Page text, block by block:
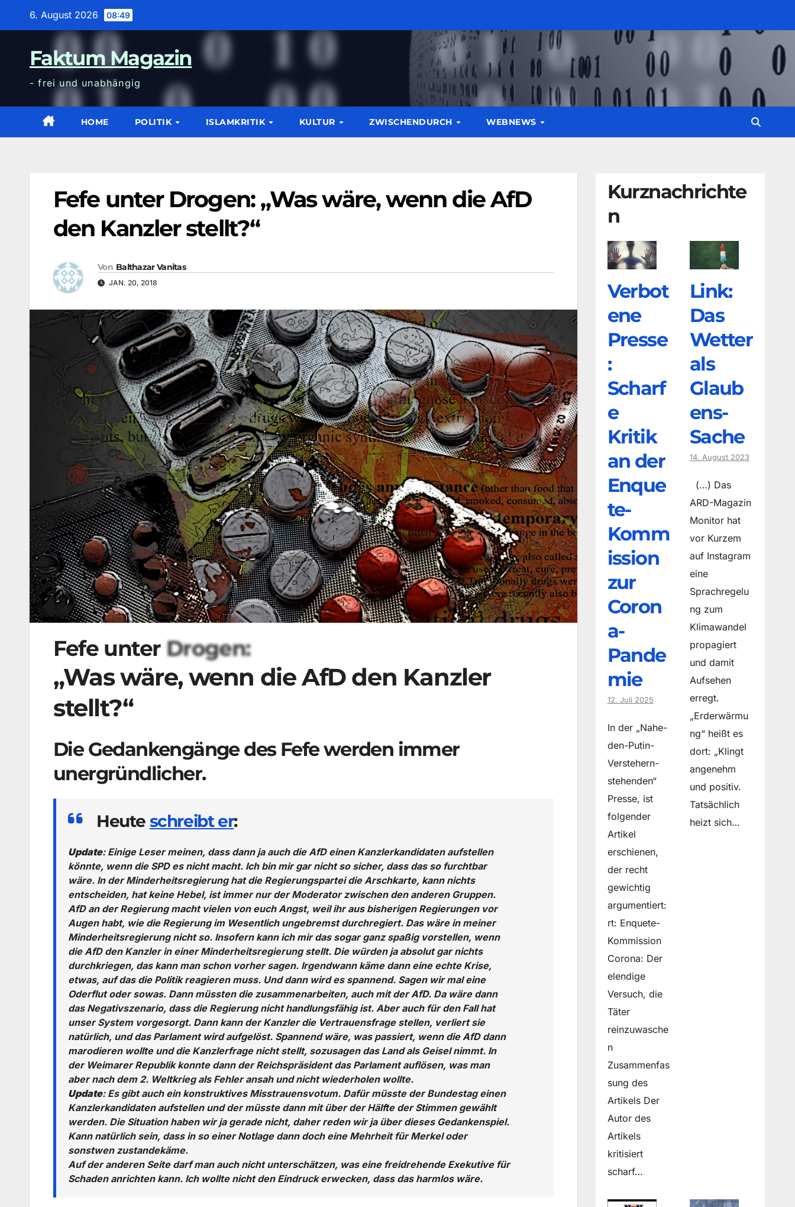
6. August 2026 08:49
Faktum Magazin
- frei und unabhängig
HOME POLITIK ISLAMKRITIK KULTUR ZWISCHENDURCH WEBNEWS
Fefe unter Drogen: „Was wäre, wenn die AfD
den Kanzler stellt?“
Von Balthazar Vanitas
JAN. 20, 2018
Fefe unter Drogen:
„Was wäre, wenn die AfD den Kanzler
stellt?“
Die Gedankengänge des Fefe werden immer
unergründlicher.
Heute schreibt er:
Update: Einige Leser meinen, dass dann ja auch die AfD einen Kanzlerkandidaten aufstellen
könnte, wenn die SPD es nicht macht. Ich bin mir gar nicht so sicher, dass das so furchtbar
wäre. In der Minderheitsregierung hat die Regierungspartei die Arschkarte, kann nichts
entscheiden, hat keine Hebel, ist immer nur der Moderator zwischen den anderen Gruppen.
AfD an der Regierung macht vielen von euch Angst, weil ihr aus bisherigen Regierungen vor
Augen habt, wie die Regierung im Wesentlich ungebremst durchregiert. Das wäre in meiner
Minderheitsregierung nicht so. Insofern kann ich mir das sogar ganz spaßig vorstellen, wenn
die AfD den Kanzler in einer Minderheitsregierung stellt. Die würden ja absolut gar nichts
durchkriegen, das kann man schon vorher sagen. Irgendwann käme dann eine echte Krise,
etwas, auf das die Politik reagieren muss. Und dann wird es spannend. Sagen wir mal eine
Oderflut oder sowas. Dann müssten die zusammenarbeiten, auch mit der AfD. Da wäre dann
das Negativszenario, dass die Regierung nicht handlungsfähig ist. Aber auch für den Fall hat
unser System vorgesorgt. Dann kann der Kanzler die Vertrauensfrage stellen, verliert sie
natürlich, und das Parlament wird aufgelöst. Spannend wäre, was passiert, wenn die AfD dann
marodieren wollte und die Kanzlerfrage nicht stellt, sozusagen das Land als Geisel nimmt. In
der Weimarer Republik konnte dann der Reichspräsident das Parlament auflösen, was man
aber nach dem 2. Weltkrieg als Fehler ansah und nicht wiederholen wollte.
Update: Es gibt auch ein konstruktives Misstrauensvotum. Dafür müsste der Bundestag einen
Kanzlerkandidaten aufstellen und der müsste dann mit über der Hälfte der Stimmen gewählt
werden. Die Situation haben wir ja gerade nicht, daher reden wir ja über dieses Gedankenspiel.
Kann natürlich sein, dass in so einer Notlage dann doch eine Mehrheit für Merkel oder
sonstwen zustandekäme.
Auf der anderen Seite darf man auch nicht unterschätzen, was eine freidrehende Exekutive für
Schaden anrichten kann. Ich wollte nicht den Eindruck erwecken, dass das harmlos wäre.
Kurznachrichte
n
Verbot
ene
Presse
:
Scharf
e
Kritik
an der
Enque
te-
Komm
ission
zur
Coron
a-
Pande
mie
12. Juli 2025
In der „Nahe-
den-Putin-
Verstehern-
stehenden“
Presse, ist
folgender
Artikel
erschienen,
der recht
gewichtig
argumentiert:
rt: Enquete-
Kommission
Corona: Der
elendige
Versuch, die
Täter
reinzuwasche
n
Zusammenfas
sung des
Artikels Der
Autor des
Artikels
kritisiert
scharf…
Link:
Das
Wetter
als
Glaub
ens-
Sache
14. August 2023
(…) Das
ARD-Magazin
Monitor hat
vor Kurzem
auf Instagram
eine
Sprachregelu
ng zum
Klimawandel
propagiert
und damit
Aufsehen
erregt.
„Erderwärmu
ng“ heißt es
dort: „Klingt
angenehm
und positiv.
Tatsächlich
heizt sich…